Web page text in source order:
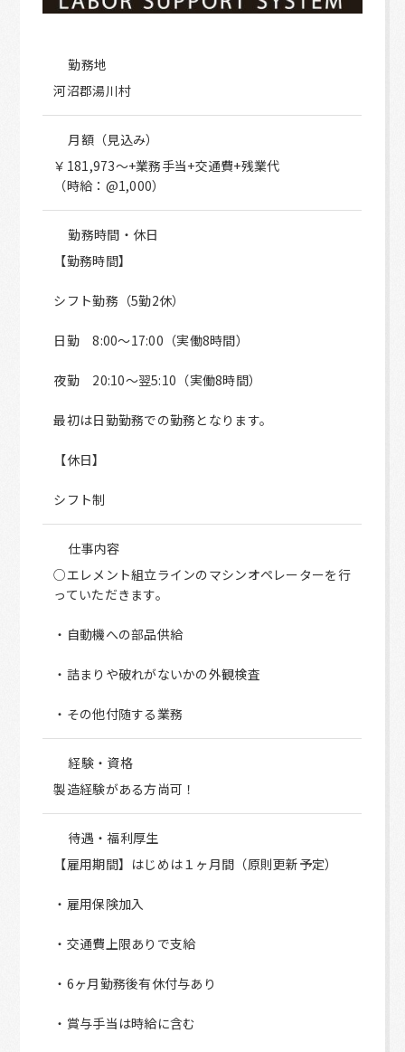
勤務地
河沼郡湯川村
月額（見込み）
￥181,973～+業務手当+交通費+残業代
（時給：@1,000）
勤務時間・休日
【勤務時間】
シフト勤務（5勤2休）
日勤 8:00～17:00（実働8時間）
夜勤 20:10～翌5:10（実働8時間）
最初は日勤勤務での勤務となります。
【休日】
シフト制
仕事内容
○エレメント組立ラインのマシンオペレーターを行
っていただきます。
・自動機への部品供給
・詰まりや破れがないかの外観検査
・その他付随する業務
経験・資格
製造経験がある方尚可！
待遇・福利厚生
【雇用期間】はじめは１ヶ月間（原則更新予定）
・雇用保険加入
・交通費上限ありで支給
・6ヶ月勤務後有休付与あり
・賞与手当は時給に含む